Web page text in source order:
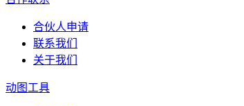
合伙人申请
联系我们
关于我们
动图工具